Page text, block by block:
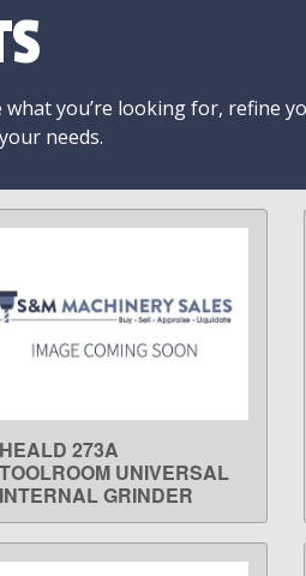
what you’re looking for, refine
needs.
LEARN MORE
HEALD 273A
TOOLROOM UNIVERSAL
INTERNAL GRINDER